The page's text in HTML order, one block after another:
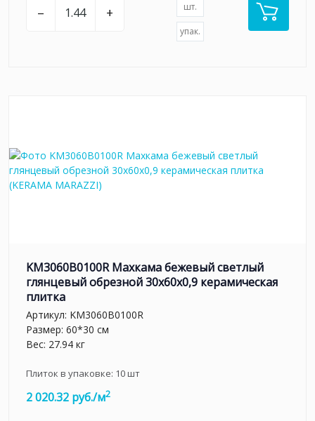
– + шт.
упак.
KM3060B0100R Махкама бежевый светлый
глянцевый обрезной 30x60x0,9 керамическая
плитка
Артикул: KM3060B0100R
Размер: 60*30 см
Вес: 27.94 кг
Плиток в упаковке: 10шт
2 020.32 руб./м2